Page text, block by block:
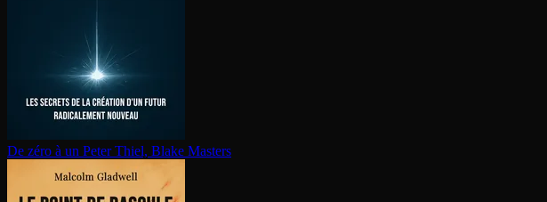
De zéro à un Peter Thiel, Blake Masters